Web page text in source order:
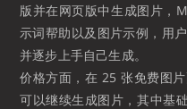
版并在网页版中生成图片，
示词帮助以及图片示例，用
并逐步上手自己生成。
价格方面，在 25 张免费图
可以继续生成图片，其中基